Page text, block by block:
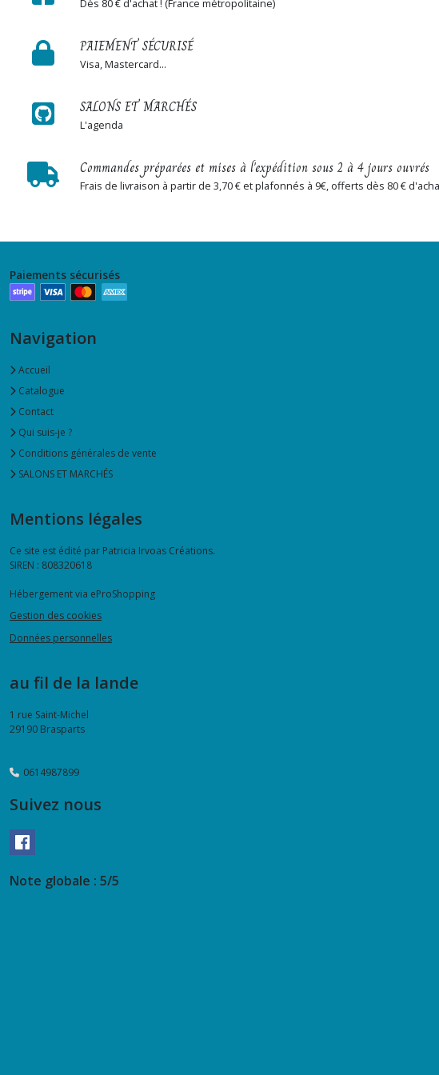
Dès 80 € d'achat ! (France métropolitaine)
PAIEMENT SÉCURISÉ
Visa, Mastercard...
SALONS ET MARCHÉS
L'agenda
Commandes préparées et mises à l'expédition sous 2 à 4 jours ouvrés
Frais de livraison à partir de 3,70 € et plafonnés à 9€, offerts dès 80 €
Paiements sécurisés
Navigation
Accueil
Catalogue
Contact
Qui suis-je ?
Conditions générales de vente
SALONS ET MARCHÉS
Mentions légales
Ce site est édité par Patricia Irvoas Créations.
SIREN : 808320618
Hébergement via eProShopping
Gestion des cookies
Données personnelles
au fil de la lande
1 rue Saint-Michel
29190 Brasparts
0614987899
Suivez nous
Note globale : 5/5